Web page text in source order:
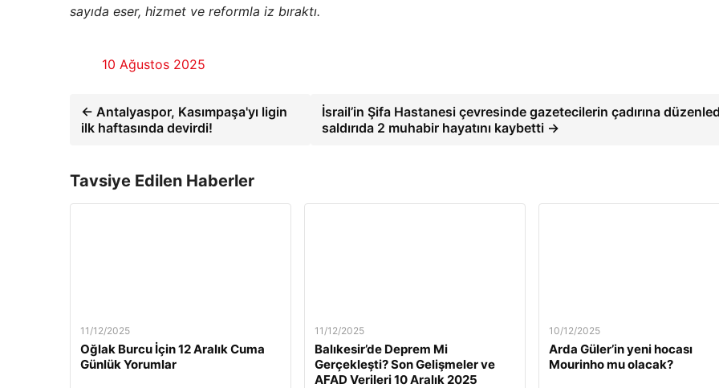
sayıda eser, hizmet ve reformla iz bıraktı.
10 Ağustos 2025
← Antalyaspor, Kasımpaşa'yı ligin
ilk haftasında devirdi!
İsrail’in Şifa Hastanesi çevresinde gazetecilerin çadırına
saldırıda 2 muhabir hayatını kaybetti →
Tavsiye Edilen Haberler
11/12/2025
Oğlak Burcu İçin 12 Aralık Cuma
Günlük Yorumlar
11/12/2025
Balıkesir’de Deprem Mi
Gerçekleşti? Son Gelişmeler ve
AFAD Verileri 10 Aralık 2025
10/12/2025
Arda Güler’in yeni hocası
Mourinho mu olacak?